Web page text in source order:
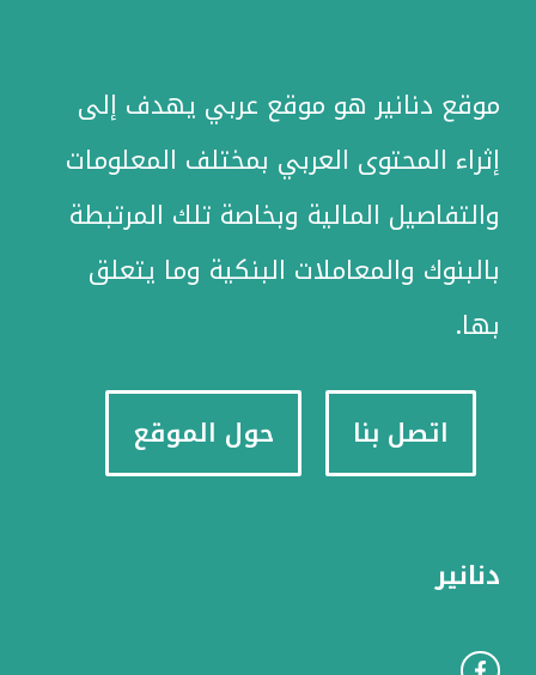
موقع دنانير هو موقع عربي يهدف إلى
إثراء المحتوى العربي بمختلف المعلومات
والتفاصيل المالية وبخاصة تلك المرتبطة
بالبنوك والمعاملات البنكية وما يتعلق
بها.
اتصل بنا حول الموقع
دنانير